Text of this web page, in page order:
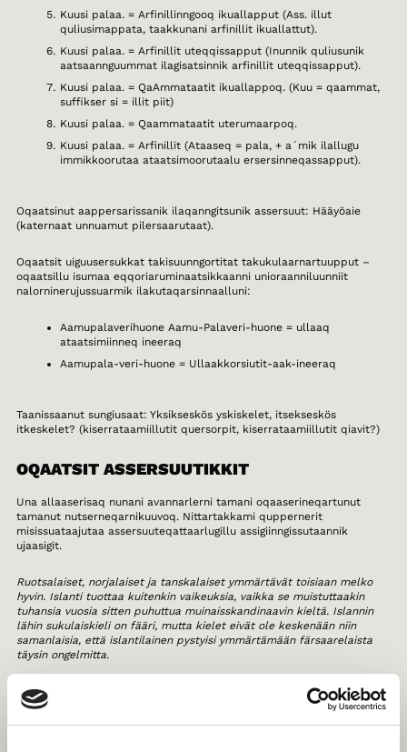
Kuusi palaa. = Arfinillinngooq ikuallapput (Ass. illut
quliusimappata, taakkunani arfinillit ikuallattut).
Kuusi palaa. = Arfinillit uteqqissapput (Inunnik quliusunik
aatsaannguummat ilagisatsinnik arfinillit uteqqissapput).
Kuusi palaa. = QaAmmataatit ikuallappoq. (Kuu = qaammat,
suffikser si = illit piit)
Kuusi palaa. = Qaammataatit uterumaarpoq.
Kuusi palaa. = Arfinillit (Ataaseq = pala, + a´mik ilallugu
immikkoorutaa ataatsimoorutaalu ersersinneqassapput).
Oqaatsinut aappersarissanik ilaqanngitsunik assersuut: Hääyöaie
(katernaat unnuamut pilersaarutaat).
Oqaatsit uiguusersukkat takisuunngortitat takukulaarnartuupput –
oqaatsillu isumaa eqqoriaruminaatsikkaanni unioraanniluunniit
nalorninerujussuarmik ilakutaqarsinnaalluni:
Aamupalaverihuone Aamu-Palaveri-huone = ullaaq
ataatsimiinneq ineeraq
Aamupala-veri-huone = Ullaakkorsiutit-aak-ineeraq
Taanissaanut sungiusaat: Yksikseskös yskiskelet, itsekseskös
itkeskelet? (kiserrataamiillutit quersorpit, kiserrataamiillutit qiavit?)
OQAATSIT ASSERSUUTIKKIT
Una allaaserisaq nunani avannarlerni tamani oqaaserineqartunut
tamanut nutserneqarnikuuvoq. Nittartakkami quppernerit
misissuataajutaa assersuuteqattaarlugillu assigiinngissutaannik
ujaasigit.
Ruotsalaiset, norjalaiset ja tanskalaiset ymmärtävät toisiaan melko
hyvin. Islanti tuottaa kuitenkin vaikeuksia, vaikka se muistuttaakin
tuhansia vuosia sitten puhuttua muinaisskandinaavin kieltä. Islannin
lähin sukulaiskieli on fääri, mutta kielet eivät ole keskenään niin
samanlaisia, että islantilainen pystyisi ymmärtämään färsaarelaista
täysin ongelmitta.
Suomen kieli muistuttaa viroa, mutta sillä on yhteisiä piirteitä myös
saamen kielten kanssa. Sekä suomen että saamen kielessä pystyy